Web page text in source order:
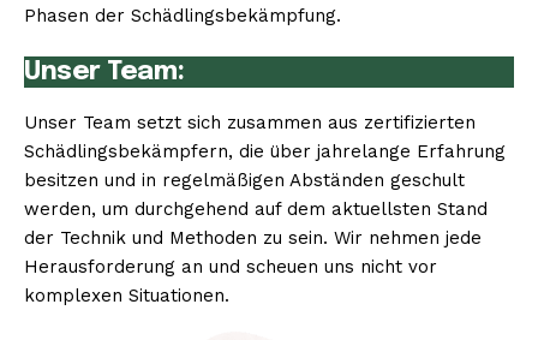
Phasen der Schädlingsbekämpfung.
Unser Team:
Unser Team setzt sich zusammen aus zertifizierten
Schädlingsbekämpfern, die über jahrelange Erfahrung
besitzen und in regelmäßigen Abständen geschult
werden, um durchgehend auf dem aktuellsten Stand
der Technik und Methoden zu sein. Wir nehmen jede
Herausforderung an und scheuen uns nicht vor
komplexen Situationen.